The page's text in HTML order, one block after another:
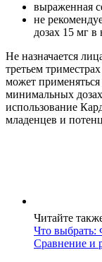
выраженная
не
дозах 15 мг
Не назначается
третьем
может применяться
минимальных
использование
младенцев и
Читайте
Что выбрать:
Сравнение и